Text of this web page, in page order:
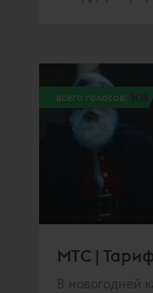
всего голосов: 306
МТС |
В новогодней